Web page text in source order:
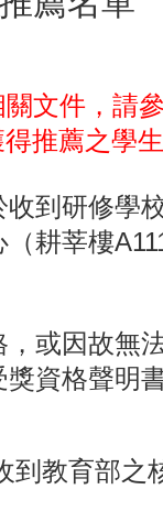
文件，請
推薦之學
到研修學
耕莘樓
或因故無
資格聲明
到教育部之